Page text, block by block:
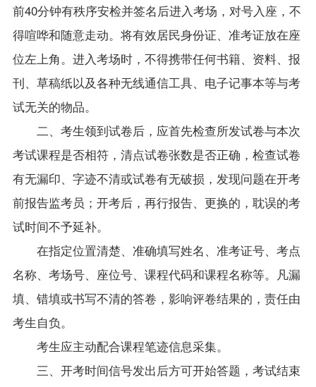
前40分钟有秩序安检并签名后进入考场，对号入座，不
得喧哗和随意走动。将有效居民身份证、准考证放在座
位左上角。进入考场时，不得携带任何书籍、资料、报
刊、草稿纸以及各种无线通信工具、电子记事本等与考
试无关的物品。
二、考生领到试卷后，应首先检查所发试卷与本次
考试课程是否相符，清点试卷张数是否正确，检查试卷
有无漏印、字迹不清或试卷有无破损，发现问题在开考
前报告监考员；开考后，再行报告、更换的，耽误的考
试时间不予延补。
在指定位置清楚、准确填写姓名、准考证号、考点
名称、考场号、座位号、课程代码和课程名称等。凡漏
填、错填或书写不清的答卷，影响评卷结果的，责任由
考生自负。
考生应主动配合课程笔迹信息采集。
三、开考时间信号发出后方可开始答题，考试结束